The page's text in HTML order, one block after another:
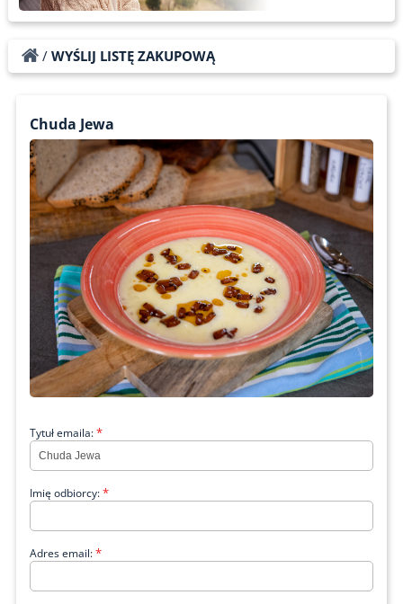
/ WYŚLIJ LISTĘ ZAKUPOWĄ
Chuda Jewa
Tytuł emaila:*
Imię odbiorcy:*
Adres email:*